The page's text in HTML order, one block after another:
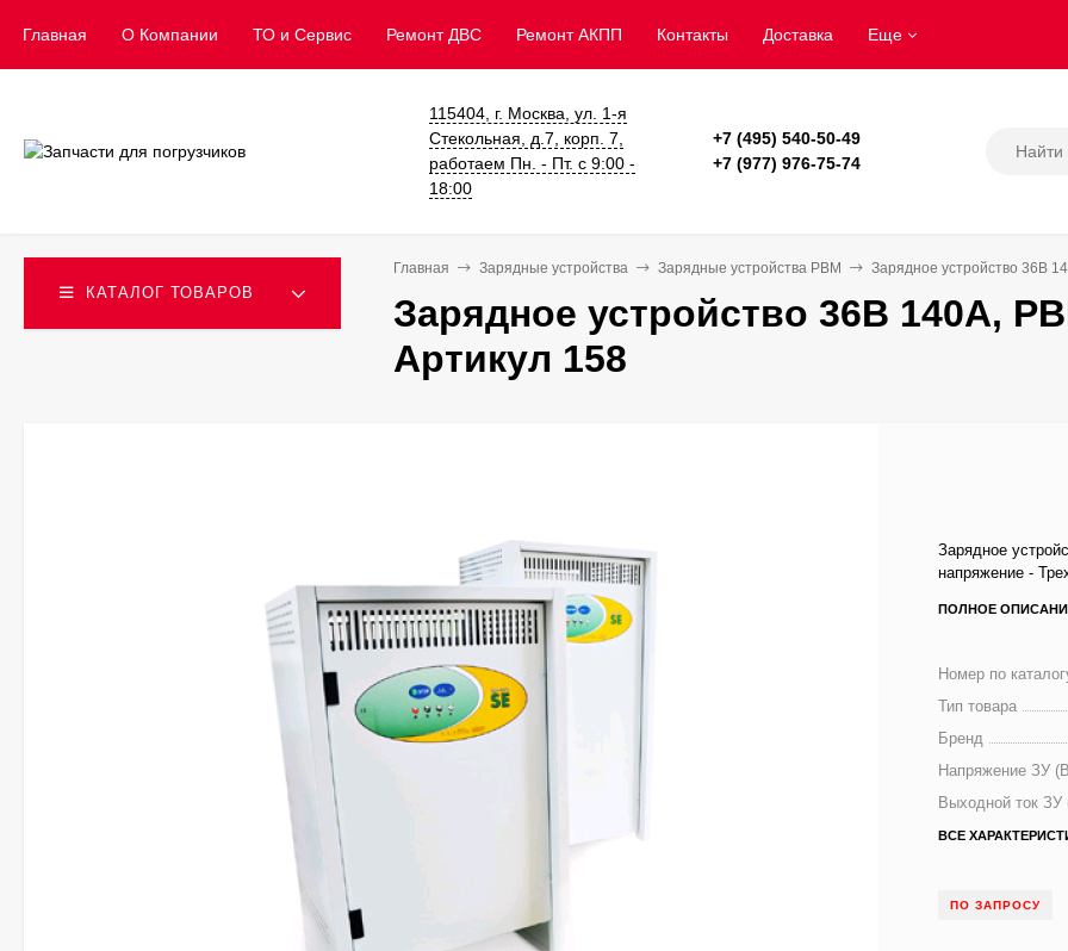
Главная О Компании ТО и Сервис ​Ремонт ДВС Ремонт АКПП Контакты Доставка Еще
115404, г. Москва, ул. 1-я
Стекольная, д.7, корп. 7,
работаем Пн. - Пт. с 9:00 -
18:00
+7 (495) 540-50-49
+7 (977) 976-75-74
КАТАЛОГ ТОВАРОВ
Главная Зарядные устройства Зарядные устройства PBM Зарядное устройство 36В
Зарядное устройство 36В 140А,
Артикул 158
Зарядное
напряжение -
ПОЛНОЕ
Номер по
Тип товара
Бренд
Напряжение ЗУ
Выходной ток ЗУ
ВСЕ
ПО ЗАПРОСУ